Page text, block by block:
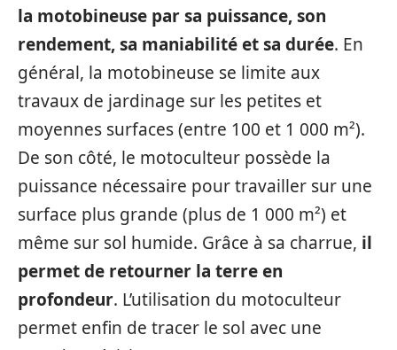
la motobineuse par sa puissance, son
rendement, sa maniabilité et sa durée. En
général, la motobineuse se limite aux
travaux de jardinage sur les petites et
moyennes surfaces (entre 100 et 1 000 m²).
De son côté, le motoculteur possède la
puissance nécessaire pour travailler sur une
surface plus grande (plus de 1 000 m²) et
même sur sol humide. Grâce à sa charrue, il
permet de retourner la terre en
profondeur. L’utilisation du motoculteur
permet enfin de tracer le sol avec une